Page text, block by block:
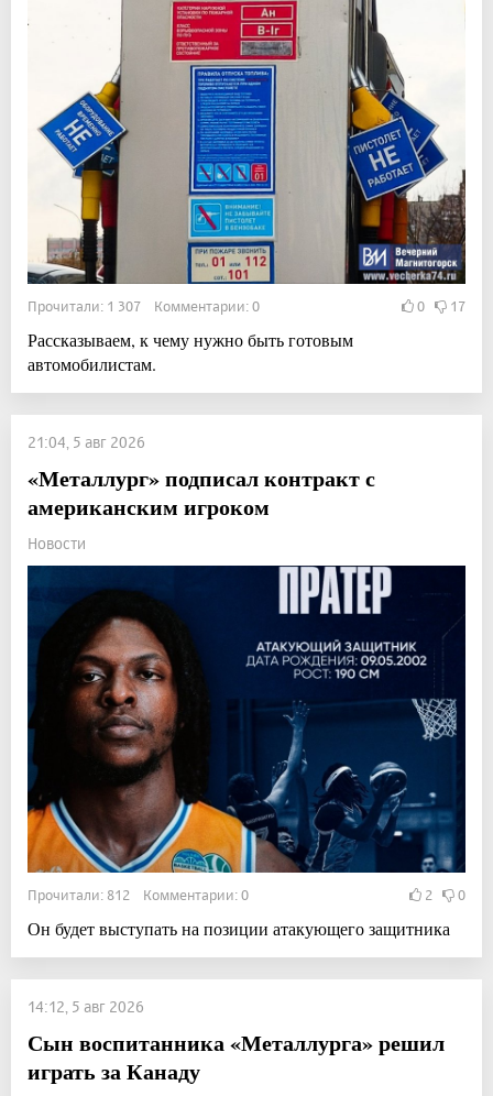
Прочитали: 1 307 Комментарии: 0 0 17
Рассказываем, к чему нужно быть готовым
автомобилистам.
21:04, 5 авг 2026
«Металлург» подписал контракт с
американским игроком
Новости
Прочитали: 812 Комментарии: 0 2 0
Он будет выступать на позиции атакующего защитника
14:12, 5 авг 2026
Сын воспитанника «Металлурга» решил
играть за Канаду